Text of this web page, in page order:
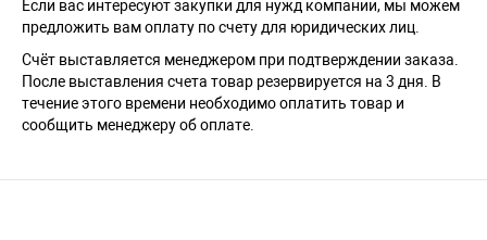
Если вас интересуют закупки для нужд компании, мы можем
предложить вам оплату по счету для юридических лиц.
Счёт выставляется менеджером при подтверждении заказа.
После выставления счета товар резервируется на 3 дня. В
течение этого времени необходимо оплатить товар и
сообщить менеджеру об оплате.